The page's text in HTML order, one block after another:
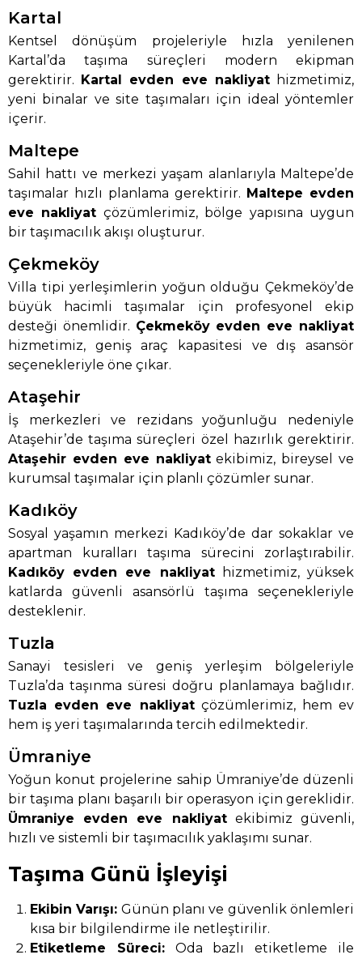
Kartal
Kentsel dönüşüm projeleriyle hızla yenilenen
Kartal’da taşıma süreçleri modern ekipman
gerektirir. Kartal evden eve nakliyathizmetimiz,
yeni binalar ve site taşımaları için ideal yöntemler
içerir.
Maltepe
Sahil hattı ve merkezi yaşam alanlarıyla Maltepe’de
taşımalar hızlı planlama gerektirir. Maltepe evden
eve nakliyat çözümlerimiz, bölge yapısına uygun
bir taşımacılık akışı oluşturur.
Çekmeköy
Villa tipi yerleşimlerin yoğun olduğu Çekmeköy’de
büyük hacimli taşımalar için profesyonel ekip
desteği önemlidir. Çekmeköy evden eve nakliyat
hizmetimiz, geniş araç kapasitesi ve dış asansör
seçenekleriyle öne çıkar.
Ataşehir
İş merkezleri ve rezidans yoğunluğu nedeniyle
Ataşehir’de taşıma süreçleri özel hazırlık gerektirir.
Ataşehir evden eve nakliyatekibimiz, bireysel ve
kurumsal taşımalar için planlı çözümler sunar.
Kadıköy
Sosyal yaşamın merkezi Kadıköy’de dar sokaklar ve
apartman kuralları taşıma sürecini zorlaştırabilir.
Kadıköy evden eve nakliyathizmetimiz, yüksek
katlarda güvenli asansörlü taşıma seçenekleriyle
desteklenir.
Tuzla
Sanayi tesisleri ve geniş yerleşim bölgeleriyle
Tuzla’da taşınma süresi doğru planlamaya bağlıdır.
Tuzla evden eve nakliyatçözümlerimiz, hem ev
hem iş yeri taşımalarında tercih edilmektedir.
Ümraniye
Yoğun konut projelerine sahip Ümraniye’de düzenli
bir taşıma planı başarılı bir operasyon için gereklidir.
Ümraniye evden eve nakliyatekibimiz güvenli,
hızlı ve sistemli bir taşımacılık yaklaşımı sunar.
Taşıma Günü İşleyişi
Ekibin Varışı: Günün planı ve güvenlik önlemleri
kısa bir bilgilendirme ile netleştirilir.
Etiketleme Süreci:Oda bazlı etiketleme ile